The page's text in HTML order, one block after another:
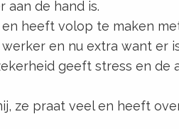
aan de hand is.
heeft volop te maken
en nu extra want er
geeft stress en de
ze praat veel en heeft